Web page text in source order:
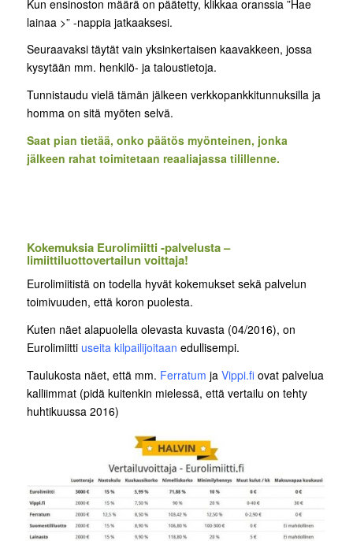
Kun ensinoston määrä on päätetty, klikkaa oranssia ”Hae
lainaa >” -nappia jatkaaksesi.
Seuraavaksi täytät vain yksinkertaisen kaavakkeen, jossa
kysytään mm. henkilö- ja taloustietoja.
Tunnistaudu vielä tämän jälkeen verkkopankkitunnuksilla ja
homma on sitä myöten selvä.
Saat pian tietää, onko päätös myönteinen, jonka
jälkeen rahat toimitetaan reaaliajassa tilillenne.
Kokemuksia Eurolimiitti -palvelusta –
limiittiluottovertailun voittaja!
Eurolimiitistä on todella hyvät kokemukset sekä palvelun
toimivuuden, että koron puolesta.
Kuten näet alapuolella olevasta kuvasta (04/2016), on
Eurolimiitti useita kilpailijoitaan edullisempi.
Taulukosta näet, että mm. Ferratum ja Vippi.fiovat palvelua
kalliimmat (pidä kuitenkin mielessä, että vertailu on tehty
huhtikuussa 2016)